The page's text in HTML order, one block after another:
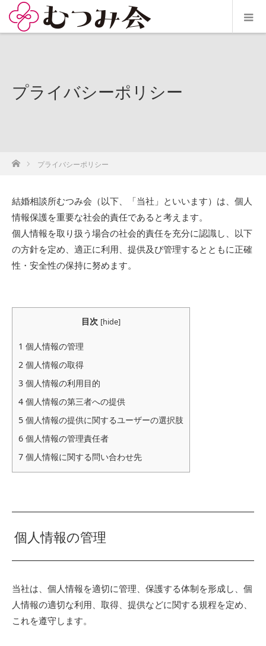
プライバシーポリシー
ホームプライバシーポリシー
結婚相談所むつみ会（以下、「当社」といいます）は、個人
情報保護を重要な社会的責任であると考えます。
個人情報を取り扱う場合の社会的責任を充分に認識し、以下
の方針を定め、適正に利用、提供及び管理するとともに正確
性・安全性の保持に努めます。
目次 [hide]
1 個人情報の管理
2 個人情報の取得
3 個人情報の利用目的
4 個人情報の第三者への提供
5 個人情報の提供に関するユーザーの選択肢
6 個人情報の管理責任者
7 個人情報に関する問い合わせ先
個人情報の管理
当社は、個人情報を適切に管理、保護する体制を形成し、個
人情報の適切な利用、取得、提供などに関する規程を定め、
これを遵守します。